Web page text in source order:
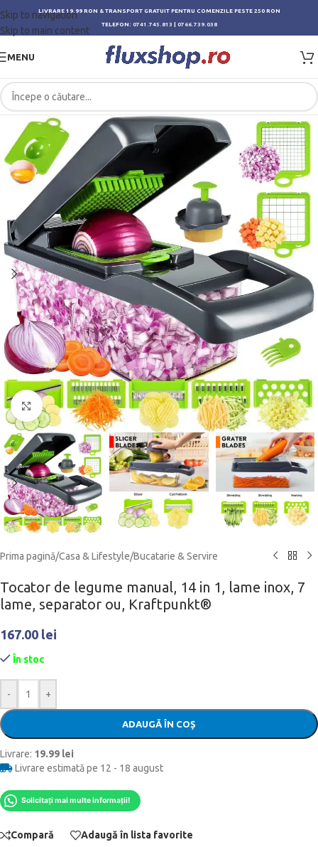
Skip to navigation
Skip to main content
LIVRARE 19.99 RON & TRANSPORT GRATUIT PENTRU COMENZILE PESTE 250 RON
TELEFON: 0741.745.813 0766.739.038
MENU
Click to enlarge
Prima pagină/Casa & Lifestyle/Bucatarie & Servire
Tocator de legume manual, 14 in 1, lame inox, 7
lame, separator ou, Kraftpunkt®
167.00 lei
În stoc
- +
ADAUGĂ ÎN COȘ
Livrare: 19.99 lei
Livrare estimată pe 12 - 18 august
Solicitați mai multe informații!
Compară Adaugă în lista favorite